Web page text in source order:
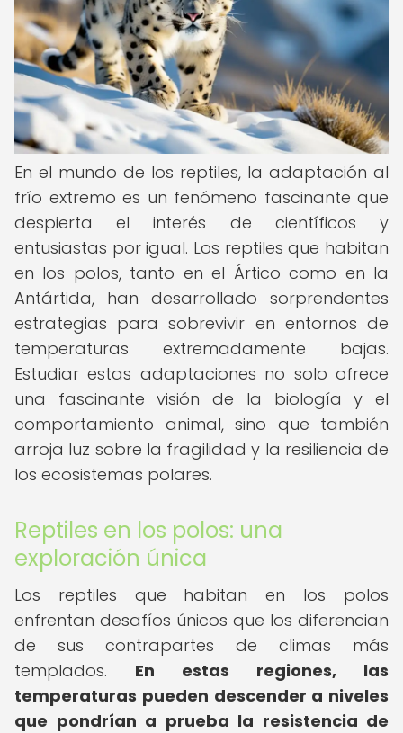
En el mundo de los reptiles, la adaptación al
frío extremo es un fenómeno fascinante que
despierta el interés de científicos y
entusiastas por igual. Los reptiles que habitan
en los polos, tanto en el Ártico como en la
Antártida, han desarrollado sorprendentes
estrategias para sobrevivir en entornos de
temperaturas extremadamente bajas.
Estudiar estas adaptaciones no solo ofrece
una fascinante visión de la biología y el
comportamiento animal, sino que también
arroja luz sobre la fragilidad y la resiliencia de
los ecosistemas polares.
Reptiles en los polos: una
exploración única
Los reptiles que habitan en los polos
enfrentan desafíos únicos que los diferencian
de sus contrapartes de climas más
templados. En estas regiones, las
temperaturas pueden descender a niveles
que pondrían a prueba la resistencia de